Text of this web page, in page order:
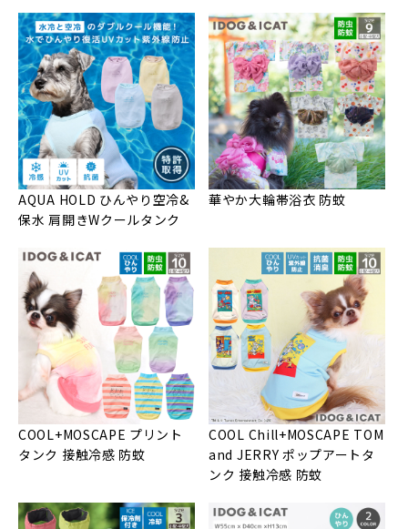
AQUA HOLD ひんやり空冷&
保水 肩開きWクールタンク
華やか大輪帯浴衣 防蚊
COOL+MOSCAPE プリント
タンク 接触冷感 防蚊
COOL Chill+MOSCAPE TOM
and JERRY ポップアートタ
ンク 接触冷感 防蚊